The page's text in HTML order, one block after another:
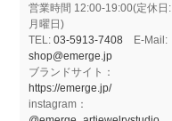
営業時間 12:00-19:00(定休日:
月曜日)
TEL:03-5913-7408 E-Mail:
shop@emerge.jp
ブランドサイト：
https://emerge.jp/
instagram：